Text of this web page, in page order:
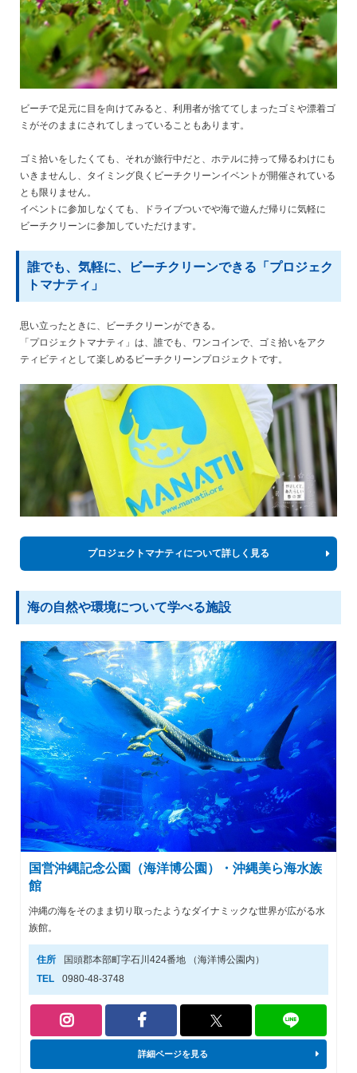
ビーチで足元に目を向けてみると、利用者が捨ててしまったゴミや漂着ゴ
ミがそのままにされてしまっていることもあります。
ゴミ拾いをしたくても、それが旅行中だと、ホテルに持って帰るわけにも
いきませんし、タイミング良くビーチクリーンイベントが開催されている
とも限りません。
イベントに参加しなくても、ドライブついでや海で遊んだ帰りに気軽に
ビーチクリーンに参加していただけます。
誰でも、気軽に、ビーチクリーンできる「プロジェク
トマナティ」
思い立ったときに、ビーチクリーンができる。
「プロジェクトマナティ」は、誰でも、ワンコインで、ゴミ拾いをアク
ティビティとして楽しめるビーチクリーンプロジェクトです。
プロジェクトマナティについて詳しく見る
海の自然や環境について学べる施設
国営沖縄記念公園（海洋博公園）・沖縄美ら海水族
館
沖縄の海をそのまま切り取ったようなダイナミックな世界が広がる水
族館。
住所
国頭郡本部町字石川424番地 （海洋博公園内）
TEL
0980-48-3748
詳細ページを見る